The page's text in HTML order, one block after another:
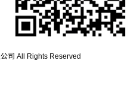
司 All Rights Reserved